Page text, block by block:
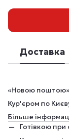
Доставка
«Новою поштою»
Кур'єром по
Більше
Готівкою при